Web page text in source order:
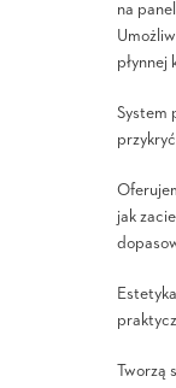
na
płynnej
System
jak